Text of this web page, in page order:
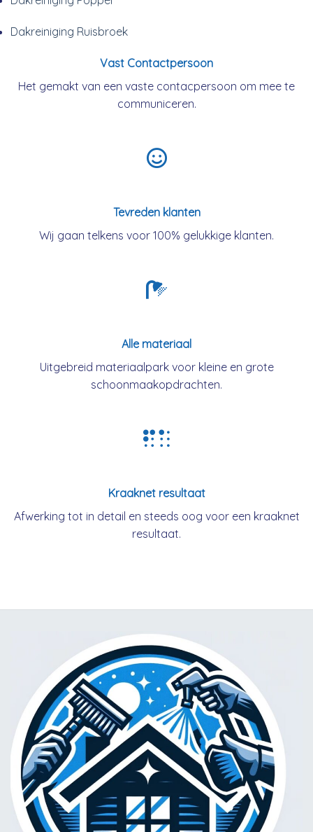
Dakreiniging Ruisbroek
Vast Contactpersoon
Het gemakt van een vaste contacpersoon om mee te
communiceren.
Tevreden klanten
Wij gaan telkens voor 100% gelukkige klanten.
Alle materiaal
Uitgebreid materiaalpark voor kleine en grote
schoonmaakopdrachten.
Kraaknet resultaat
Afwerking tot in detail en steeds oog voor een kraaknet
resultaat.